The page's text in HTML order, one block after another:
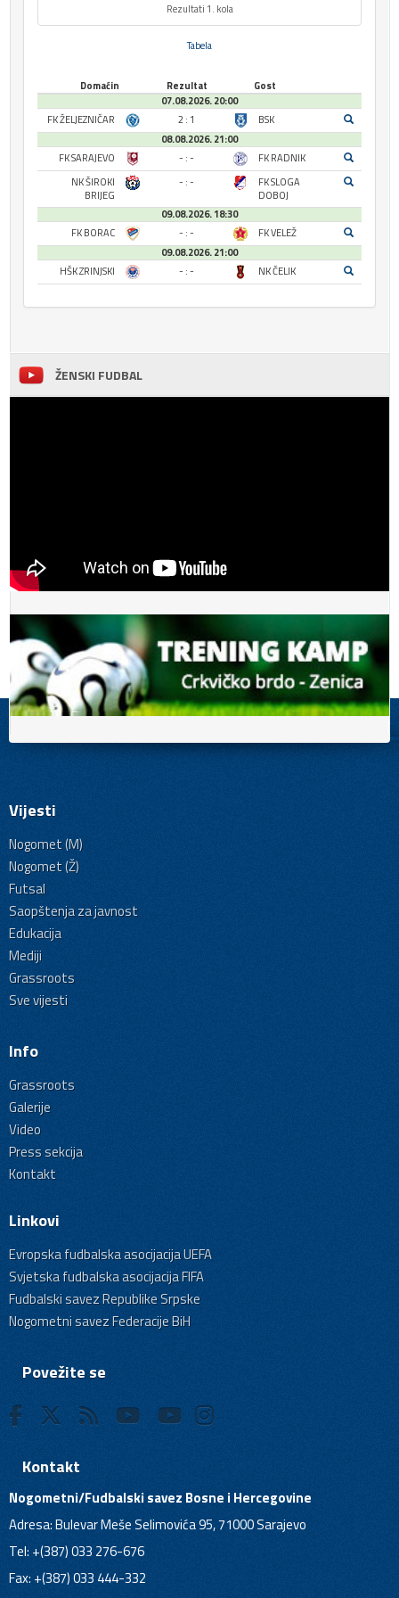
Rezultati 1. kola
Tabela
Domaćin Rezultat
Gost
07.08.2026. 20:00
FK ŽELJEZNIČAR
2 : 1
BSK
08.08.2026. 21:00
FK SARAJEVO
- : -
FK RADNIK
NK ŠIROKI
BRIJEG
- : -
FK SLOGA
DOBOJ
09.08.2026. 18:30
FK BORAC
- : -
FK VELEŽ
09.08.2026. 21:00
HŠK ZRINJSKI
- : - NK ČELIK
ŽENSKI FUDBAL
Vijesti
Nogomet (M)
Nogomet (Ž)
Futsal
Saopštenja za javnost
Edukacija
Mediji
Grassroots
Sve vijesti
Info
Grassroots
Galerije
Video
Press sekcija
Kontakt
Linkovi
Evropska fudbalska asocijacija UEFA
Svjetska fudbalska asocijacija FIFA
Fudbalski savez Republike Srpske
Nogometni savez Federacije BiH
Povežite se
Kontakt
Nogometni/Fudbalski savez Bosne i Hercegovine
Adresa: Bulevar Meše Selimovića 95, 71000 Sarajevo
Tel: +(387) 033 276-676
Fax: +(387) 033 444-332